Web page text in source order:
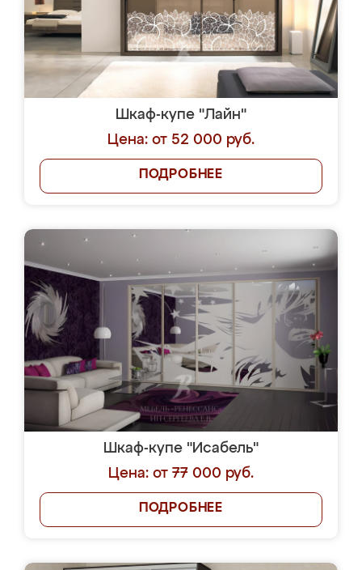
Шкаф-купе "Лайн"
Цена: от 52 000 руб.
ПОДРОБНЕЕ
Шкаф-купе "Исабель"
Цена: от 77 000 руб.
ПОДРОБНЕЕ